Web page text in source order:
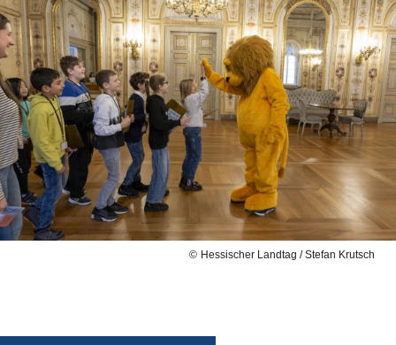
Hessischer Landtag / Stefan Krutsch